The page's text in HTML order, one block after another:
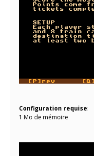
Configuration requise:
1 Mo de mémoire